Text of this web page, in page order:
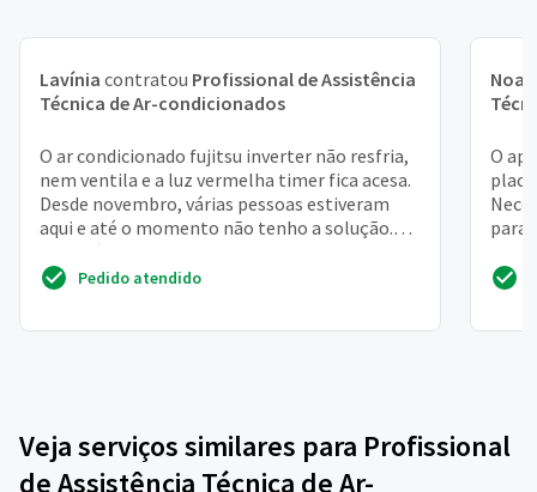
Lavínia contratou Profissional de Assistência
Técnica de Ar-condicionados
O ar condicionado fujitsu inverter não resfria,
nem ventila e a luz vermelha timer fica acesa.
Desde novembro, várias pessoas estiveram
aqui e até o momento não tenho a solução.
Quem é au...
Pedido atendido
Noah
O
para
Veja serviços similares para Profissional
de Assistência Técnica de Ar-